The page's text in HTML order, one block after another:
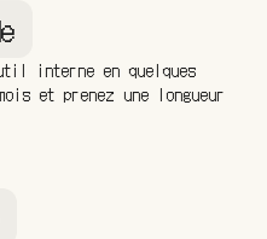
interne en quelques
et prenez une longueur